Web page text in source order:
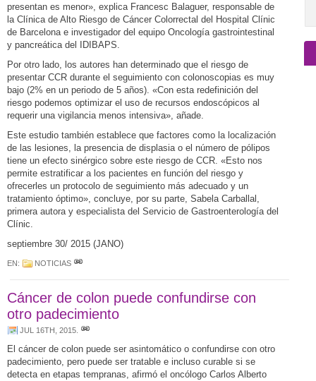
presentan es menor», explica Francesc Balaguer, responsable de
la Clínica de Alto Riesgo de Cáncer Colorrectal del Hospital Clínic
de Barcelona e investigador del equipo Oncología gastrointestinal
y pancreática del IDIBAPS.
Por otro lado, los autores han determinado que el riesgo de
presentar CCR durante el seguimiento con colonoscopias es muy
bajo (2% en un periodo de 5 años). «Con esta redefinición del
riesgo podemos optimizar el uso de recursos endoscópicos al
requerir una vigilancia menos intensiva», añade.
Este estudio también establece que factores como la localización
de las lesiones, la presencia de displasia o el número de pólipos
tiene un efecto sinérgico sobre este riesgo de CCR. «Esto nos
permite estratificar a los pacientes en función del riesgo y
ofrecerles un protocolo de seguimiento más adecuado y un
tratamiento óptimo», concluye, por su parte, Sabela Carballal,
primera autora y especialista del Servicio de Gastroenterología del
Clínic.
septiembre 30/ 2015 (JANO)
EN: NOTICIAS
Cáncer de colon puede confundirse con
otro padecimiento
JUL 16TH, 2015
El cáncer de colon puede ser asintomático o confundirse con otro
padecimiento, pero puede ser tratable e incluso curable si se
detecta en etapas tempranas, afirmó el oncólogo Carlos Alberto